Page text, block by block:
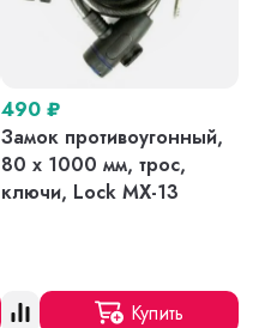
490 ₽
Замок противоугонный,
80 х 1000 мм, трос,
ключи, Lock MX-13
Купить